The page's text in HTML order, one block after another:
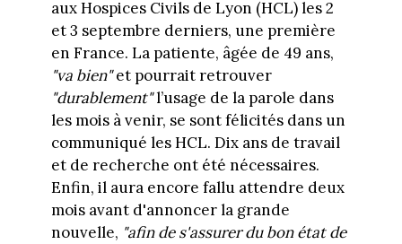
aux Hospices Civils de Lyon (HCL) les 2
et 3 septembre derniers, une première
en France. La patiente, âgée de 49 ans,
"va bien"et pourrait retrouver
"durablement"l’usage de la parole dans
les mois à venir, se sont félicités dans un
communiqué les HCL. Dix ans de travail
et de recherche ont été nécessaires.
Enfin, il aura encore fallu attendre deux
mois avant d'annoncer la grande
nouvelle, "afin de s'assurer du bon état de